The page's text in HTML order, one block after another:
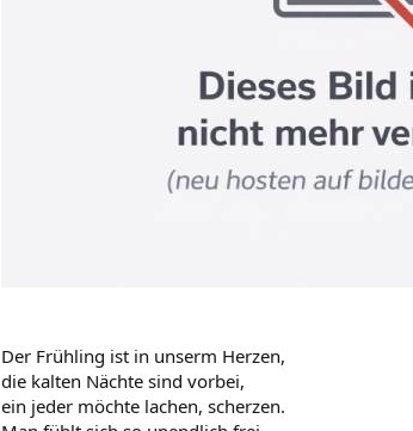
Der Frühling ist in unserm Herzen,
die kalten Nächte sind vorbei,
ein jeder möchte lachen, scherzen.